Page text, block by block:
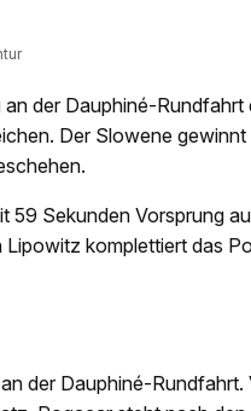
der Dauphiné-
Der Slowene
59 Sekunden Vorsprung
komplettiert das
der Dauphiné-Rundfahrt.